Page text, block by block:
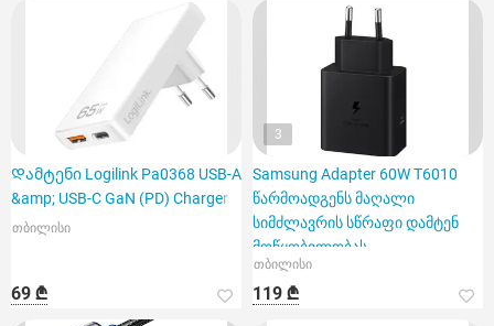
Დამტენი Logilink Pa0368 USB-A
&amp; USB-C GaN (PD) Charger 6
თბილისი
69 ₾
3
Samsung Adapter 60W T6010
წარმოადგენს მაღალი
სიმძლავრის სწრაფი დამტენ
მოწყობილობას
თბილისი
119 ₾